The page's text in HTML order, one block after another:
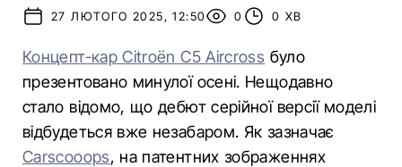
27 ЛЮТОГО 2025, 12:50
0 0 ХВ
Концепт-кар Citroёn C5 Aircross було
презентовано минулої осені. Нещодавно
стало відомо, що дебют серійної версії моделі
відбудеться вже незабаром. Як зазначає
Carscooops, на патентних зображеннях